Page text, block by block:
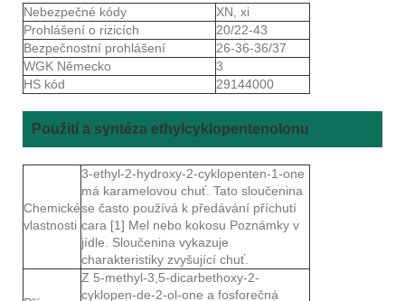
Nebezpečné kódy
XN, xi
Prohlášení o rizicích
20/22-43
Bezpečnostní prohlášení
26-36-36/37
WGK Německo
3
HS kód
29144000
Použití a syntéza ethylcyklopentenolonu
Chemické
vlastnosti
3-ethyl-2-hydroxy-2-cyklopenten-1-one
má karamelovou chuť. Tato sloučenina
se často používá k předávání příchutí
cara [1] Mel nebo kokosu Poznámky v
jídle. Sloučenina vykazuje
charakteristiky zvyšující chuť.
Z 5-methyl-3,5-dicarbethoxy-2-
cyklopen-de-2-ol-one a fosforečná